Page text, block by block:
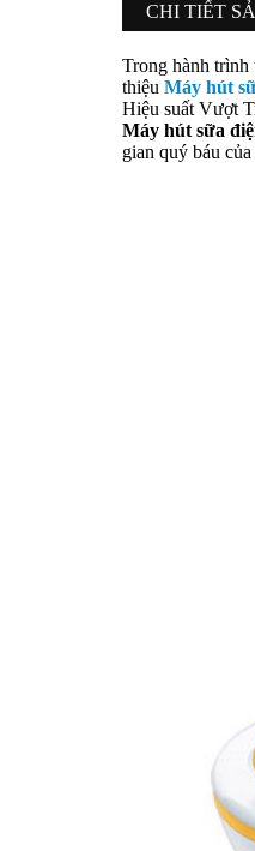
CHI TIẾT
Trong hành trình
thiệu Máy hút
Hiệu suất Vượt
Máy hút sữa
gian quý báu